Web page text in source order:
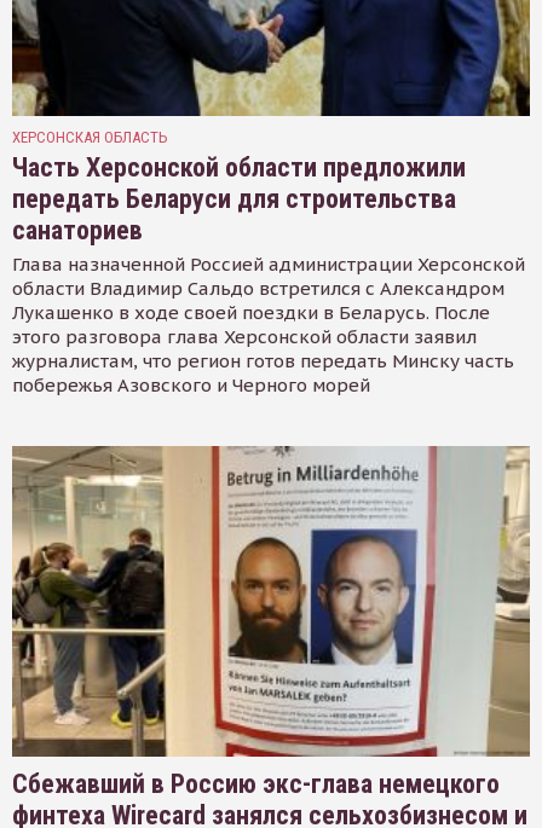
ХЕРСОНСКАЯ ОБЛАСТЬ
Часть Херсонской области предложили
передать Беларуси для строительства
санаториев
Глава назначенной Россией администрации Херсонской
области Владимир Сальдо встретился с Александром
Лукашенко в ходе своей поездки в Беларусь. После
этого разговора глава Херсонской области заявил
журналистам, что регион готов передать Минску часть
побережья Азовского и Черного морей
Сбежавший в Россию экс-глава немецкого
финтеха Wirecard занялся сельхозбизнесом и